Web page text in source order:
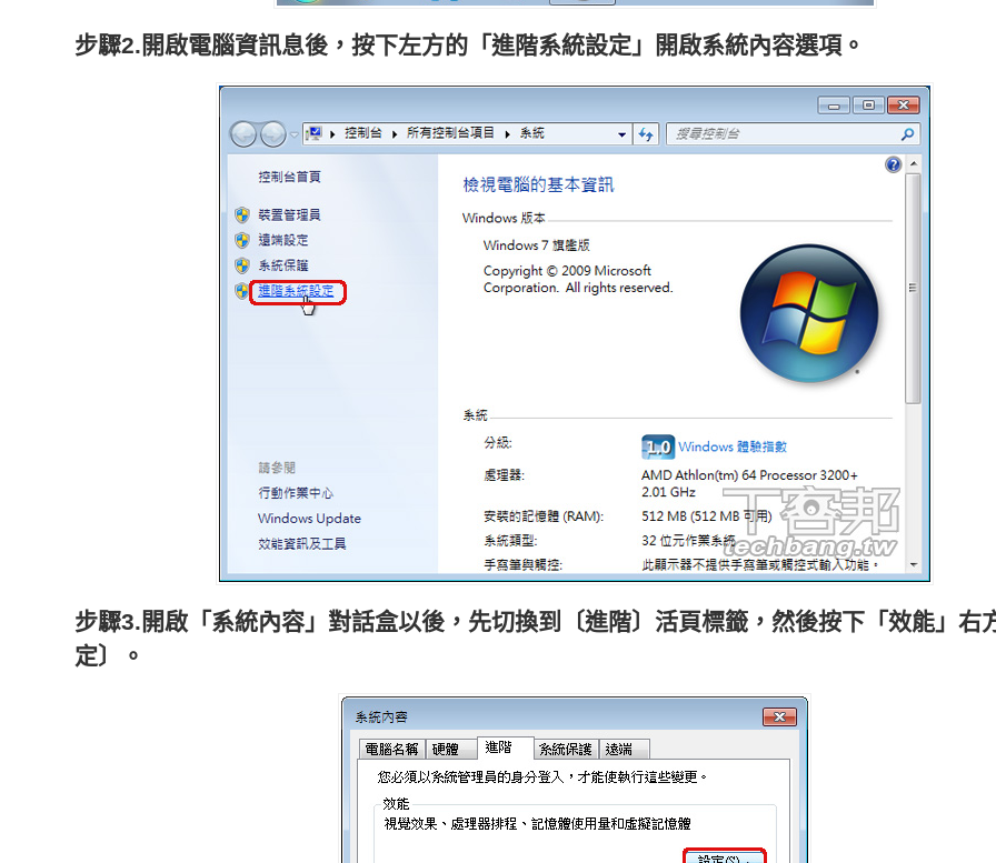
步驟2.開啟電腦資訊息後，按下左方的「進階系統設定」開啟系統內容選項。
步驟3.開啟「系統內容」對話盒以後，先切換到〔進階〕活頁標籤，然後按下「效能」右
定〕。